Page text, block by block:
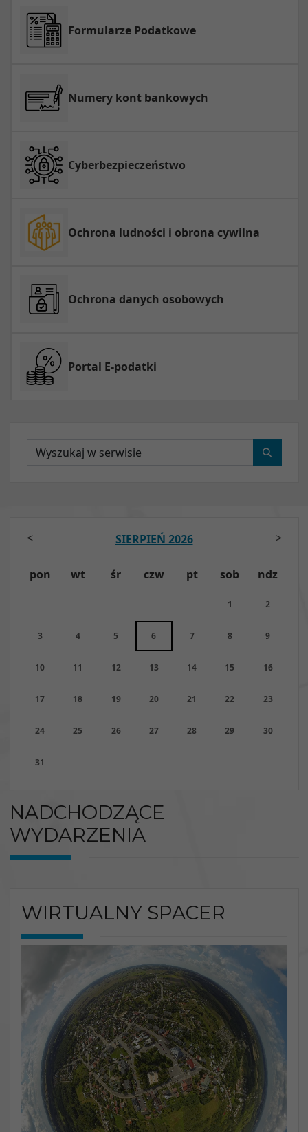
Formularze Podatkowe
Numery kont bankowych
Cyberbezpieczeństwo
Ochrona ludności i obrona cywilna
Ochrona danych osobowych
Portal E-podatki
Wyszukaj
SIERPIEŃ 2026
pon wt śr czw pt sob ndz
1 2
3 4 5 6 7 8 9
10 11 12 13 14 15 16
17 18 19 20 21 22 23
24 25 26 27 28 29 30
31
< >
NADCHODZĄCE
WYDARZENIA
WIRTUALNY SPACER